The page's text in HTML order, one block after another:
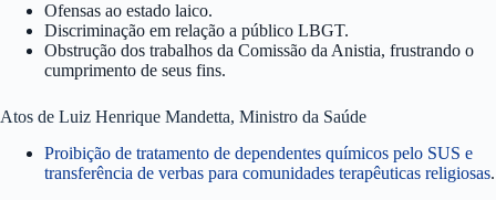
Ofensas ao estado laico.
Discriminação em relação a público LBGT.
Obstrução dos trabalhos da Comissão da Anistia, frustrando o
cumprimento de seus fins.
Atos de Luiz Henrique Mandetta, Ministro da Saúde
Proibição de tratamento de dependentes químicos pelo SUS e
transferência de verbas para comunidades terapêuticas religiosas.